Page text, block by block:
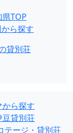
県TOP
ら探す
貸別荘
から探す
豆貸別荘
テージ・貸別荘